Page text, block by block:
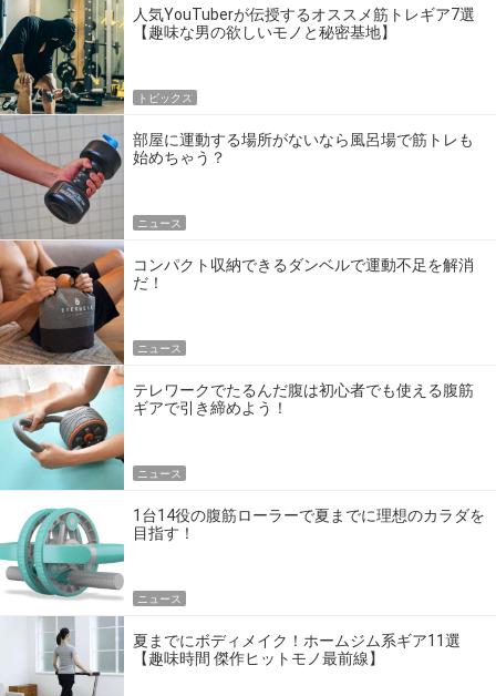
人気YouTuberが伝授するオススメ筋トレギア7選
【趣味な男の欲しいモノと秘密基地】
トピックス
部屋に運動する場所がないなら風呂場で筋トレも
始めちゃう？
ニュース
コンパクト収納できるダンベルで運動不足を解消
だ！
ニュース
テレワークでたるんだ腹は初心者でも使える腹筋
ギアで引き締めよう！
ニュース
1台14役の腹筋ローラーで夏までに理想のカラダを
目指す！
ニュース
夏までにボディメイク！ホームジム系ギア11選
【趣味時間 傑作ヒットモノ最前線】